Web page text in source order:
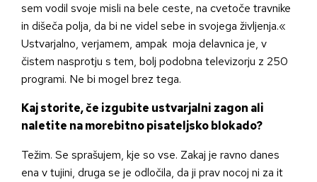
sem vodil svoje misli na bele ceste, na cvetoče travnike
in dišeča polja, da bi ne videl sebe in svojega življenja.«
Ustvarjalno, verjamem, ampak moja delavnica je, v
čistem nasprotju s tem, bolj podobna televizorju z 250
programi. Ne bi mogel brez tega.
Kaj storite, če izgubite ustvarjalni zagon ali
naletite na morebitno pisateljsko blokado?
Težim. Se sprašujem, kje so vse. Zakaj je ravno danes
ena v tujini, druga se je odločila, da ji prav nocoj ni za it